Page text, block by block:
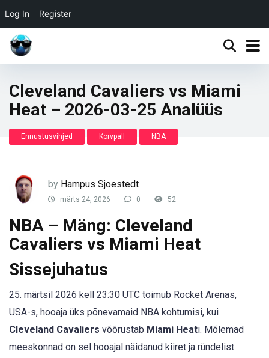
Log In Register
Cleveland Cavaliers vs Miami
Heat – 2026-03-25 Analüüs
Ennustusvihjed Korvpall NBA
by Hampus Sjoestedt
märts 24, 2026 0 52
NBA – Mäng: Cleveland
Cavaliers vs Miami Heat
Sissejuhatus
25. märtsil 2026 kell 23:30 UTC toimub Rocket Arenas,
USA-s, hooaja üks põnevamaid NBA kohtumisi, kui
Cleveland Cavaliers võõrustab Miami Heati. Mõlemad
meeskonnad on sel hooajal näidanud kiiret ja ründelist